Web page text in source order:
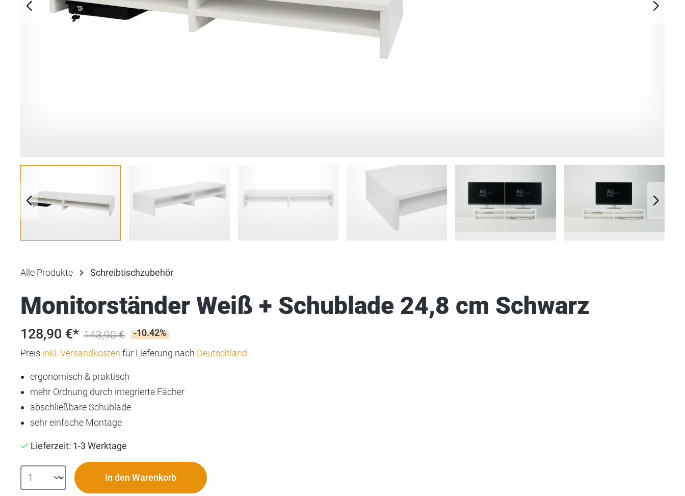
Alle Produkte Schreibtischzubehör
Monitorständer Weiß + Schublade 24,8 cm Schwarz
128,90 €* 143,90 €
-10.42%
Preis inkl. Versandkosten für Lieferung nach Deutschland
ergonomisch & praktisch
mehr Ordnung durch integrierte Fächer
abschließbare Schublade
sehr einfache Montage
Lieferzeit: 1-3 Werktage
In den Warenkorb